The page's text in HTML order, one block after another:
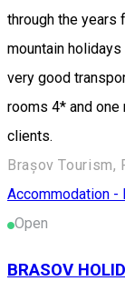
through the years
mountain
very good
rooms 4* and one
clients.
Brașov Tourism,
Accommodation -
Open
BRASOV